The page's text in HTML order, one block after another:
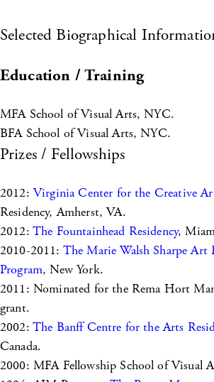
Selected Biographical
Education / Training
MFA School of Visual Arts, NYC.
BFA School of Visual Arts, NYC.
Prizes / Fellowships
2012: Virginia Center for the Creative
Residency, Amherst, VA.
2012: The Fountainhead Residency,
2010-2011: The Marie Walsh Sharpe Art
Program, New York.
2011: Nominated for the Rema Hort
grant.
2002: The Banff Centre for the Arts
Canada.
2000: MFA Fellowship School of Visual